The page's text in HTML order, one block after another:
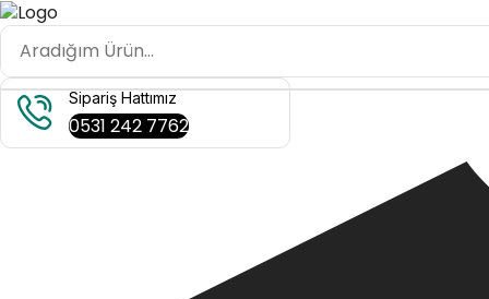
Sipariş Hattımız
0531 242 7762